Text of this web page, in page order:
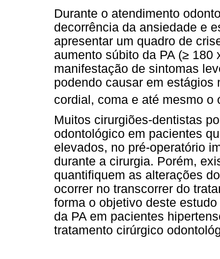
Durante o atendimento
decorrência da ansiedade e
apresentar um quadro de
aumento súbito da PA (≥
manifestação de sintomas
podendo causar em estágios
cordial, coma e até mesmo o
Muitos cirurgiões-dentistas
odontológico em pacientes
elevados, no pré-operatório
durante a cirurgia. Porém,
quantifiquem as alterações
ocorrer no transcorrer do
forma o objetivo deste
da PA em pacientes
tratamento cirúrgico